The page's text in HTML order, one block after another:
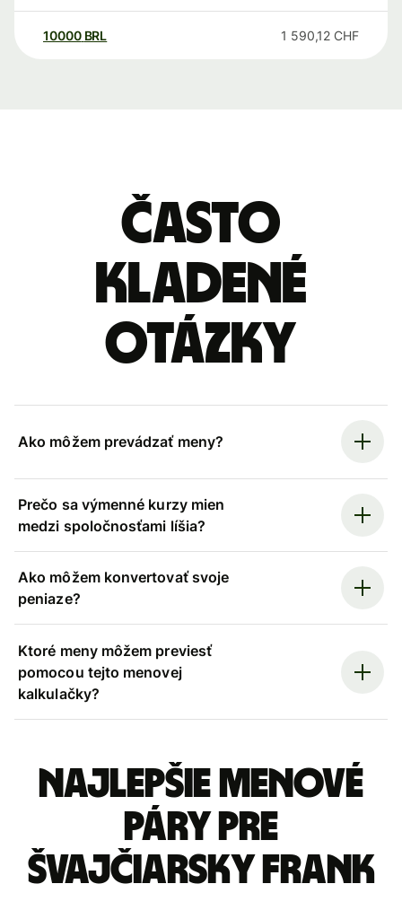
10000 BRL 1 590,12 CHF
Často
kladené
otázky
Ako môžem prevádzať meny?
Prečo sa výmenné kurzy mien
medzi spoločnosťami líšia?
Ako môžem konvertovať svoje
peniaze?
Ktoré meny môžem previesť
pomocou tejto menovej
kalkulačky?
Najlepšie menové
páry pre
Švajčiarsky frank